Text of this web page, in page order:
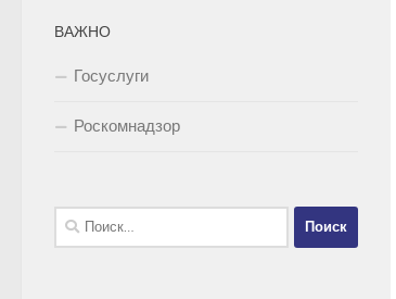
ВАЖНО
Госуслуги
Роскомнадзор
Найти: